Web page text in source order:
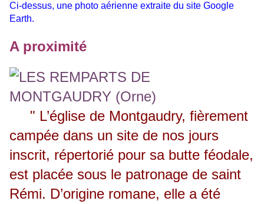
Ci-dessus, une photo aérienne extraite du site Google
Earth.
A proximité
" L’église de Montgaudry, fièrement
campée dans un site de nos jours
inscrit, répertorié pour sa butte féodale,
est placée sous le patronage de saint
Rémi. D’origine romane, elle a été